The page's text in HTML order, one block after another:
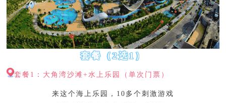
套餐（2选1）
套餐1：大角湾沙滩+水上乐园（单次门票）
来这个海上乐园，10多个刺激游戏